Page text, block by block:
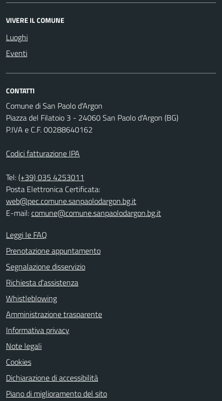
VIVERE IL COMUNE
Luoghi
Eventi
CONTATTI
Comune di San Paolo d'Argon
Piazza del Filatoio 3 - 24060 San Paolo d'Argon (BG)
P.IVA e C.F. 00288640162
Codici fatturazione IPA
Tel:(+39) 035 4253011
Posta Elettronica Certificata:
web@pec.comune.sanpaolodargon.bg.it
E-mail:comune@comune.sanpaolodargon.bg.it
Leggi le FAQ
Prenotazione appuntamento
Segnalazione disservizio
Richiesta d'assistenza
Whistleblowing
Amministrazione trasparente
Informativa privacy
Note legali
Cookies
Dichiarazione di accessibilità
Piano di miglioramento del sito